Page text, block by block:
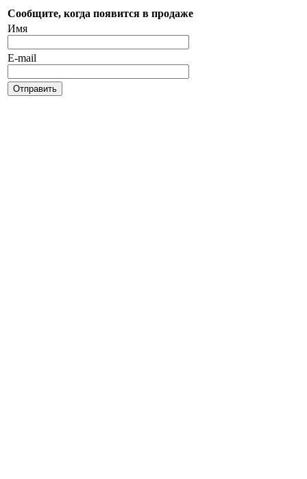
Сообщите, когда появится в продаже
Имя
E-mail